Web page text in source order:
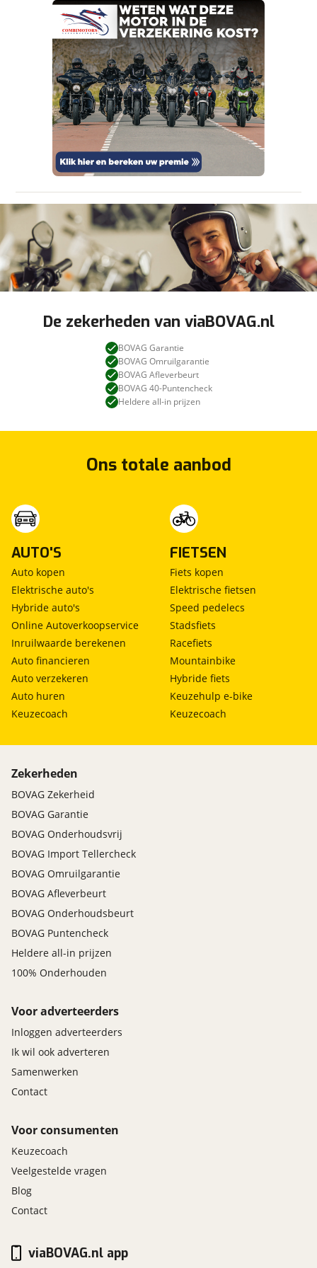
om je aanvraag zo goed mogelijk bij de
aanbieder te brengen. Lees hier meer over in
onzeprivacyverklaring .
Verstuur mijn vraag
viaBOVAG.nl verwerkt je persoonsgegevens
om je aanvraag zo goed mogelijk bij de
aanbieder te brengen. Lees hier meer over in
onzeprivacyverklaring .
Stuur mijn bevinding door
De zekerheden van viaBOVAG.nl
BOVAG Garantie
BOVAG Omruilgarantie
BOVAG Afleverbeurt
BOVAG 40-Puntencheck
Heldere all-in prijzen
Ons totale aanbod
AUTO'S
Auto kopen
Elektrische auto's
Hybride auto's
Online Autoverkoopservice
Inruilwaarde berekenen
Auto financieren
Auto verzekeren
Auto huren
Keuzecoach
FIETSEN
Fiets kopen
Elektrische fietsen
Speed pedelecs
Stadsfiets
Racefiets
Mountainbike
Hybride fiets
Keuzehulp e-bike
Keuzecoach
Zekerheden
BOVAG Zekerheid
BOVAG Garantie
BOVAG Onderhoudsvrij
BOVAG Import Tellercheck
BOVAG Omruilgarantie
BOVAG Afleverbeurt
BOVAG Onderhoudsbeurt
BOVAG Puntencheck
Heldere all-in prijzen
100% Onderhouden
Voor adverteerders
Inloggen adverteerders
Ik wil ook adverteren
Samenwerken
Contact
Voor consumenten
Keuzecoach
Veelgestelde vragen
Blog
Contact
viaBOVAG.nl app